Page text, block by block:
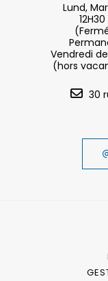
Lund,
Vendredi de
(hors
30